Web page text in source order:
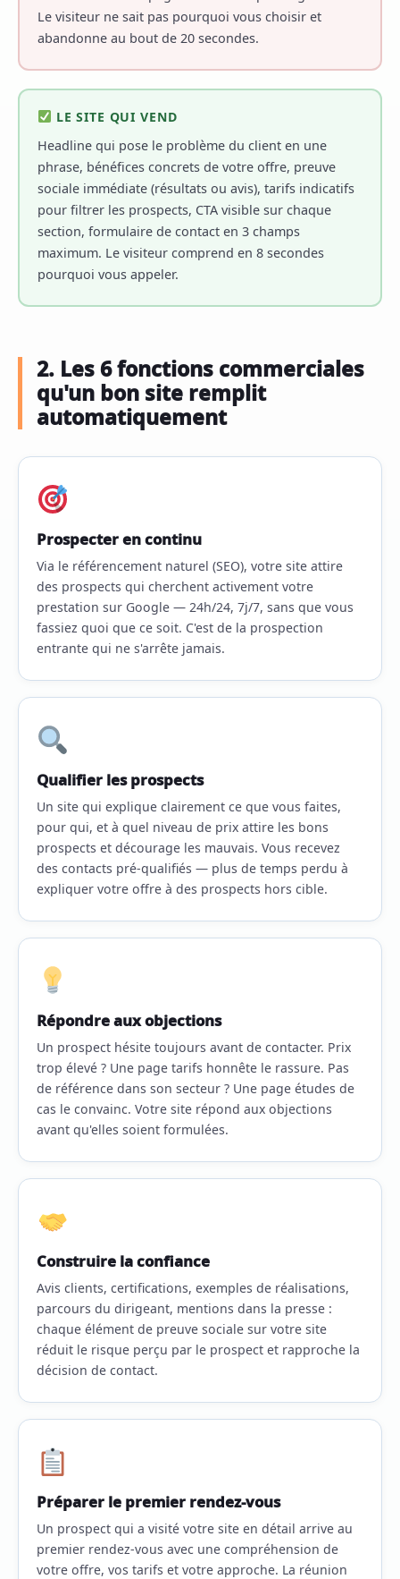
Le visiteur ne sait pas pourquoi vous choisir et
abandonne au bout de 20 secondes.
LE SITE QUI VEND
Headline qui pose le problème du client en une
phrase, bénéfices concrets de votre offre, preuve
sociale immédiate (résultats ou avis), tarifs indicatifs
pour filtrer les prospects, CTA visible sur chaque
section, formulaire de contact en 3 champs
maximum. Le visiteur comprend en 8 secondes
pourquoi vous appeler.
2. Les 6 fonctions commerciales
qu'un bon site remplit
automatiquement
Prospecter en continu
Via le référencement naturel (SEO), votre site attire
des prospects qui cherchent activement votre
prestation sur Google — 24h/24, 7j/7, sans que vous
fassiez quoi que ce soit. C'est de la prospection
entrante qui ne s'arrête jamais.
Qualifier les prospects
Un site qui explique clairement ce que vous faites,
pour qui, et à quel niveau de prix attire les bons
prospects et décourage les mauvais. Vous recevez
des contacts pré-qualifiés — plus de temps perdu à
expliquer votre offre à des prospects hors cible.
Répondre aux objections
Un prospect hésite toujours avant de contacter. Prix
trop élevé ? Une page tarifs honnête le rassure. Pas
de référence dans son secteur ? Une page études de
cas le convainc. Votre site répond aux objections
avant qu'elles soient formulées.
Construire la confiance
Avis clients, certifications, exemples de réalisations,
parcours du dirigeant, mentions dans la presse :
chaque élément de preuve sociale sur votre site
réduit le risque perçu par le prospect et rapproche la
décision de contact.
Préparer le premier rendez-vous
Un prospect qui a visité votre site en détail arrive au
premier rendez-vous avec une compréhension de
votre offre, vos tarifs et votre approche. La réunion